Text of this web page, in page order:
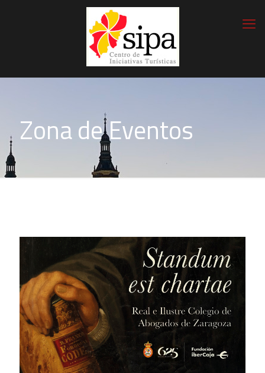
Zona de Eventos